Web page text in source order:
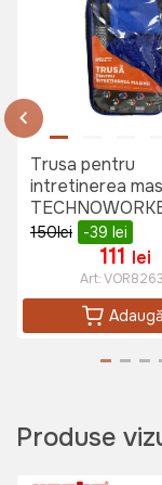
Trusa pentru
intretinerea
150lei -39 lei
111 lei
Art:
Adaugă
Produse